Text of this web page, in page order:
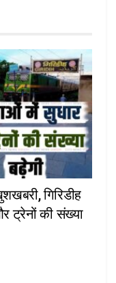
गिरिडीह
ट्रेनों की संख्या